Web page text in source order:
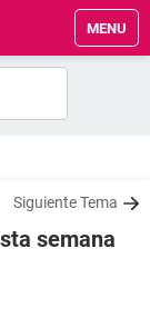
MENU
Siguiente Tema
semana